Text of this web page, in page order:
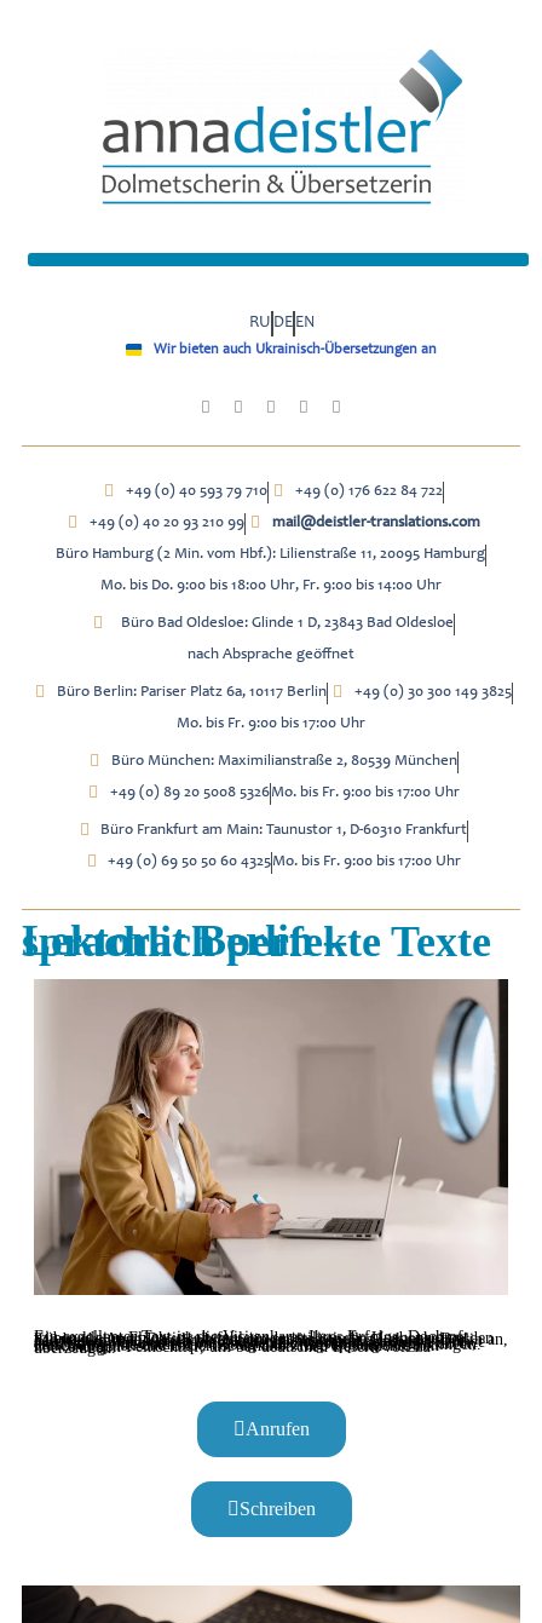
RU DE EN
Wir bieten auch Ukrainisch-Übersetzungen an
+49 (0) 40 593 79 710
+49 (0) 176 622 84 722
+49 (0) 40 20 93 210 99
mail@deistler-translations.com
Büro Hamburg (2 Min. vom Hbf.): Lilienstraße 11, 20095 Hamburg
Mo. bis Do. 9:00 bis 18:00 Uhr, Fr. 9:00 bis 14:00 Uhr
Büro Bad Oldesloe: Glinde 1 D, 23843 Bad Oldesloe
nach Absprache geöffnet
Büro Berlin: Pariser Platz 6a, 10117 Berlin
+49 (0) 30 300 149 3825
Mo. bis Fr. 9:00 bis 17:00 Uhr
Büro München: Maximilianstraße 2, 80539 München
+49 (0) 89 20 5008 5326Mo. bis Fr. 9:00 bis 17:00 Uhr
Büro Frankfurt am Main: Taunustor 1, D-60310 Frankfurt
+49 (0) 69 50 50 60 4325Mo. bis Fr. 9:00 bis 17:00 Uhr
Lektorat Berlin – sprachlich perfekte Texte
Ein exzellenter Text ist die Visitenkarte Ihres Erfolgs. Doch oft trüben kleine Flüchtigkeitsfehler oder stilistische Unebenheiten den Eindruck. Anna Deistler bietet ein professionelles Lektorat Berlin an, das weit über die einfache Korrektur hinausgeht. Besonders für Menschen, die Deutsch als Zweitsprache nutzen, ist dieser Service am Pariser Platz 6a ein entscheidender Vorteil. Wir sorgen dafür, dass Ihre Texte natürlich, flüssig und zielgruppengerecht klingen. Durch linguistische Expertise erhalten Ihre Dokumente den notwendigen Feinschliff, um bei deutschen Lesern voll zu überzeugen.
Anrufen
Schreiben